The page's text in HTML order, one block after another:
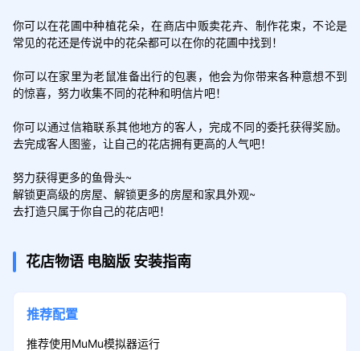
你可以在花圃中种植花朵，在商店中贩卖花卉、制作花束，不论是
常见的花还是传说中的花朵都可以在你的花圃中找到！
你可以在家里为老鼠准备出行的包裹，他会为你带来各种意想不到
的惊喜，努力收集不同的花种和明信片吧！
你可以通过信箱联系其他地方的客人，完成不同的委托获得奖励。
去完成客人图鉴，让自己的花店拥有更高的人气吧！
努力获得更多的鱼骨头~
解锁更高级的房屋、解锁更多的房屋和家具外观~
去打造只属于你自己的花店吧！
花店物语 电脑版 安装指南
推荐配置
推荐使用MuMu模拟器运行